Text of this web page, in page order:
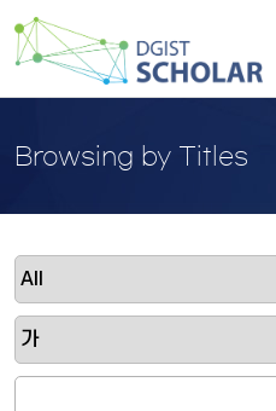
Browsing by Titles